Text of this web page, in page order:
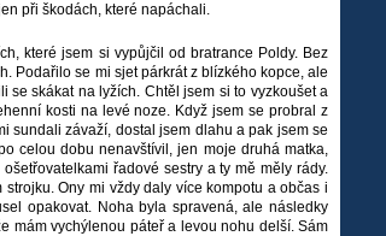
při škodách, které napáchali.
které jsem si vypůjčil od bratrance Poldy. Bez
Podařilo se mi sjet párkrát z blízkého kopce, ale
se skákat na lyžích. Chtěl jsem si to vyzkoušet a
kosti na levé noze. Když jsem se probral z
sundali závaží, dostal jsem dlahu a pak jsem se
celou dobu nenavštívil, jen moje druhá matka,
řadové sestry a ty mě měly rády.
Ony mi vždy daly více kompotu a občas i
opakovat. Noha byla spravená, ale následky
mám vychýlenou páteř a levou nohu delší. Sám